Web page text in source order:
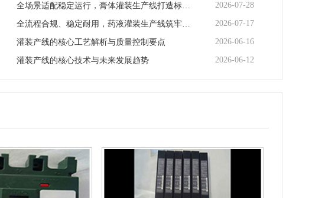
全场景适配稳定运行，膏体灌装生产线打造标准化灌装新体系 2026-07-28
全流程合规、稳定耐用，药液灌装生产线筑牢药液生产品质防线 2026-07-17
灌装产线的核心工艺解析与质量控制要点 2026-06-16
灌装产线的核心技术与未来发展趋势 2026-06-12